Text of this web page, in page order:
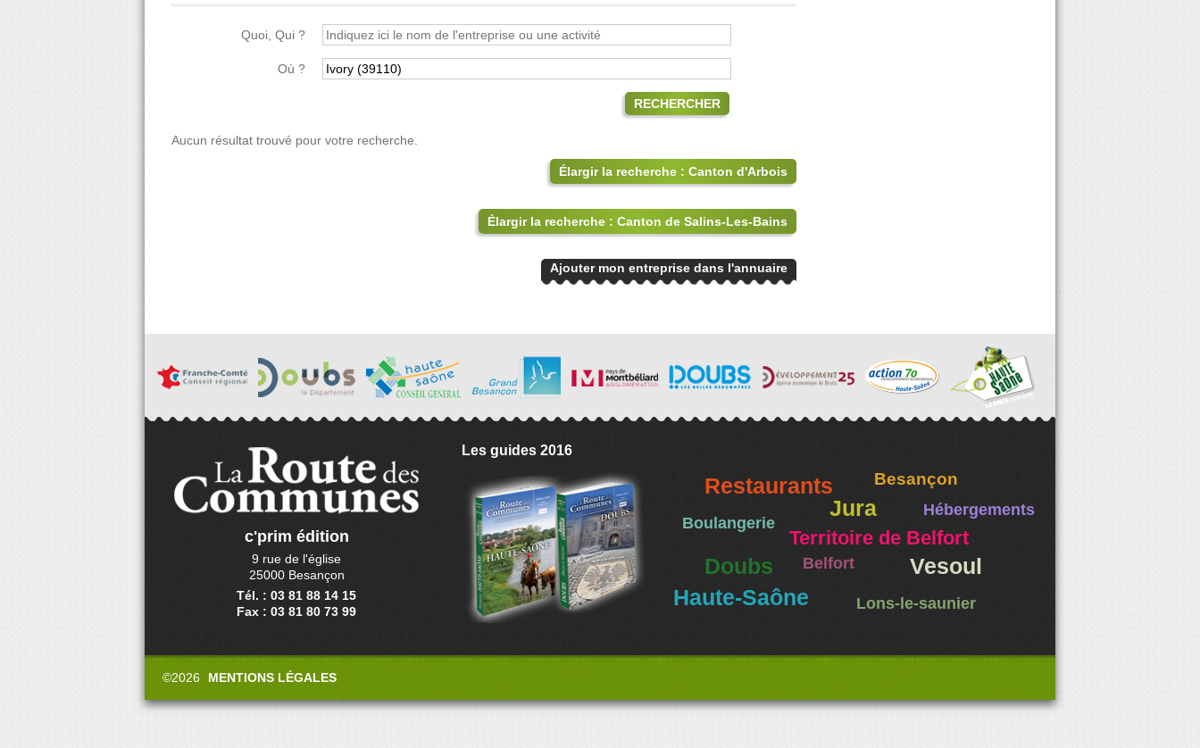
Quoi, Qui ?
Où ?
RECHERCHER
Aucun résultat trouvé pour votre recherche.
Élargir la recherche : Canton d'Arbois
Élargir la recherche : Canton de Salins-Les-Bains
Ajouter mon entreprise dans l'annuaire
c'prim édition
9 rue de l'église
25000 Besançon
Tél. : 03 81 88 14 15
Fax : 03 81 80 73 99
Les guides 2016
Restaurants Besançon
Jura Hébergements
Boulangerie
Territoire de Belfort
Doubs Belfort
Vesoul
Haute-Saône
Lons-le-saunier
©2026 MENTIONS LÉGALES